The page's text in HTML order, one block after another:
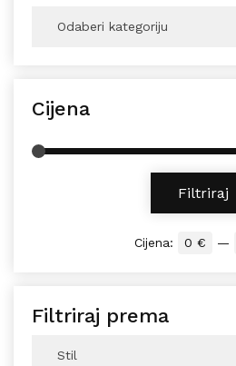
Odaberi kategoriju
Cijena
Filtriraj
Cijena: 0 € —
Filtriraj prema
Stil